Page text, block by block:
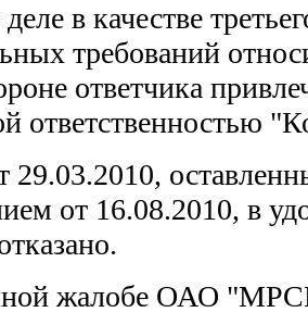
в качестве
требований
ответчика
ответственностью
29.03.2010,
от 16.08.2010, в
жалобе ОАО